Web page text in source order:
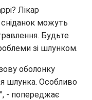
Лікар
можуть
Будьте
зі шлунком.
оболонку
шлунка. Особливо
- попереджає